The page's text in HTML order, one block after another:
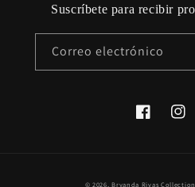
Suscríbete para recibir
Correo electrónico
Facebook
© 2026,Bryanda Rivas Collection